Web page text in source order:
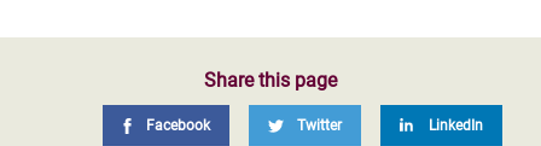
Share this page
Facebook Twitter LinkedIn